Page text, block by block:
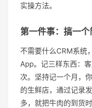
实操方法。
第一件事：搞一
不需要什么CRM系统
App。记三样东西：
次。坚持记一个月，
的生鲜店，通过记录
多，就把牛肉的到货